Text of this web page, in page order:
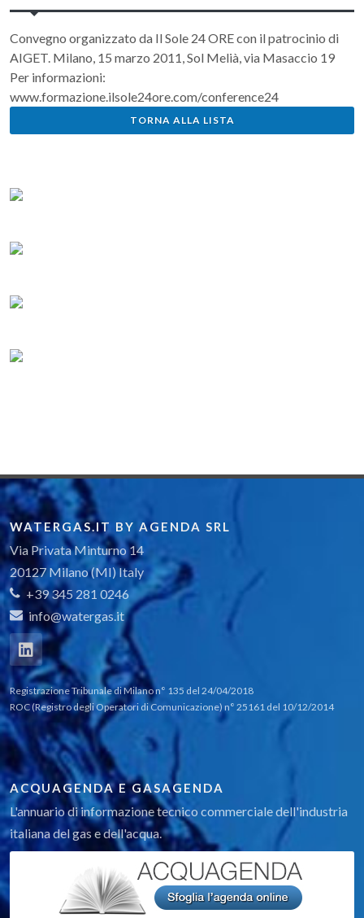
Convegno organizzato da Il Sole 24 ORE con il patrocinio di
AIGET. Milano, 15 marzo 2011, Sol Melià, via Masaccio 19
Per informazioni:
www.formazione.ilsole24ore.com/conference24
TORNA ALLA LISTA
WATERGAS.IT BY AGENDA SRL
Via Privata Minturno 14
20127 Milano (MI) Italy
+39 345 281 0246
info@watergas.it
Registrazione Tribunale di Milano n° 135 del 24/04/2018
ROC (Registro degli Operatori di Comunicazione) n° 25161 del 10/12/2014
ACQUAGENDA E GASAGENDA
L'annuario di informazione tecnico commerciale dell'industria
italiana del gas e dell'acqua.